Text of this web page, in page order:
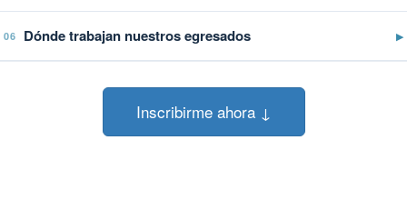
06 Dónde trabajan nuestros egresados ▶
Inscribirme ahora ↓